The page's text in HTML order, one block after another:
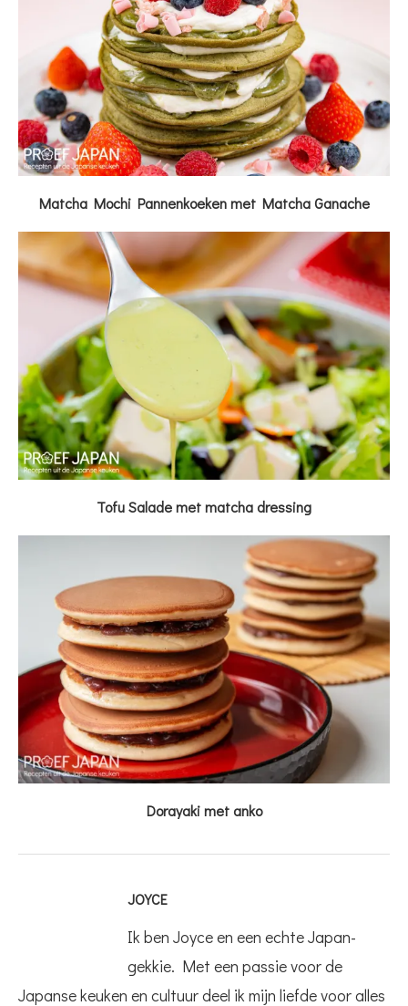
Matcha Mochi Pannenkoeken met Matcha Ganache
Tofu Salade met matcha dressing
Dorayaki met anko
JOYCE
Ik ben Joyce en een echte Japan-
gekkie. Met een passie voor de
Japanse keuken en cultuur deel ik mijn liefde voor alles